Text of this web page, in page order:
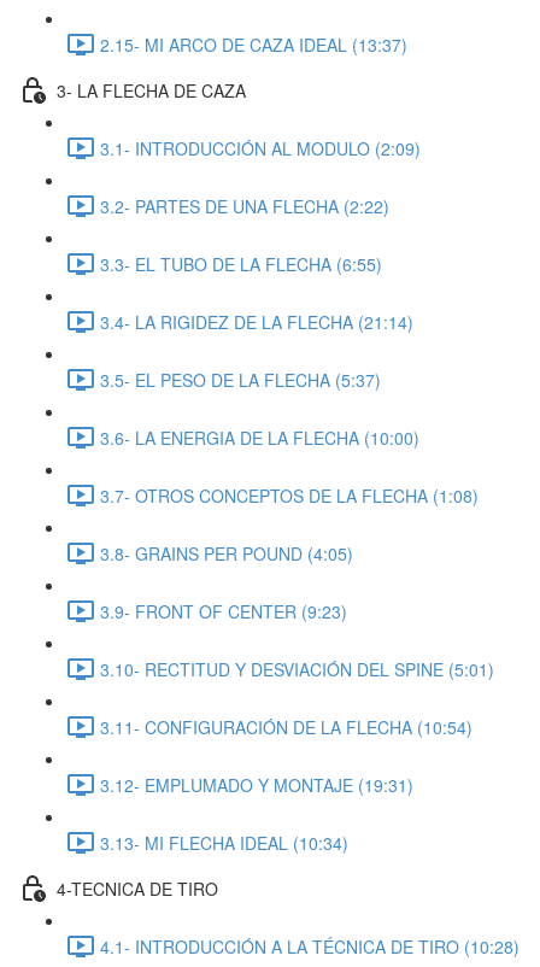
2.15- MI ARCO DE CAZA IDEAL (13:37)
3- LA FLECHA DE CAZA
3.1- INTRODUCCIÓN AL MODULO (2:09)
3.2- PARTES DE UNA FLECHA (2:22)
3.3- EL TUBO DE LA FLECHA (6:55)
3.4- LA RIGIDEZ DE LA FLECHA (21:14)
3.5- EL PESO DE LA FLECHA (5:37)
3.6- LA ENERGIA DE LA FLECHA (10:00)
3.7- OTROS CONCEPTOS DE LA FLECHA (1:08)
3.8- GRAINS PER POUND (4:05)
3.9- FRONT OF CENTER (9:23)
3.10- RECTITUD Y DESVIACIÓN DEL SPINE (5:01)
3.11- CONFIGURACIÓN DE LA FLECHA (10:54)
3.12- EMPLUMADO Y MONTAJE (19:31)
3.13- MI FLECHA IDEAL (10:34)
4-TECNICA DE TIRO
4.1- INTRODUCCIÓN A LA TÉCNICA DE TIRO (10:28)